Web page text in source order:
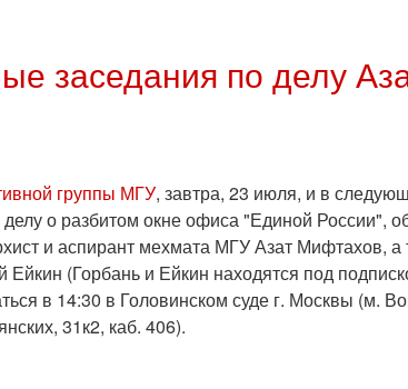
заседания по делу
группы МГУ, завтра, 23 июля, и в
делу о разбитом окне офиса "Единой России",
и аспирант мехмата МГУ Азат Мифтахов, а
Ейкин (Горбань и Ейкин находятся под
в 14:30 в Головинском суде г. Москвы (м.
31к2, каб. 406).